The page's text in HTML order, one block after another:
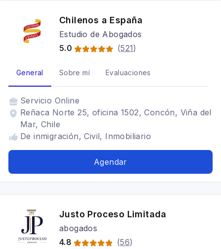
Chilenos a España
Estudio de Abogados
5.0
(521)
General Sobre mí Evaluaciones
Servicio Online
Reñaca Norte 25, oficina 1502, Concón, Viña del
Mar, Chile
De inmigración, Civil, Inmobiliario
Agendar
Justo Proceso Limitada
abogados
4.8
(56)